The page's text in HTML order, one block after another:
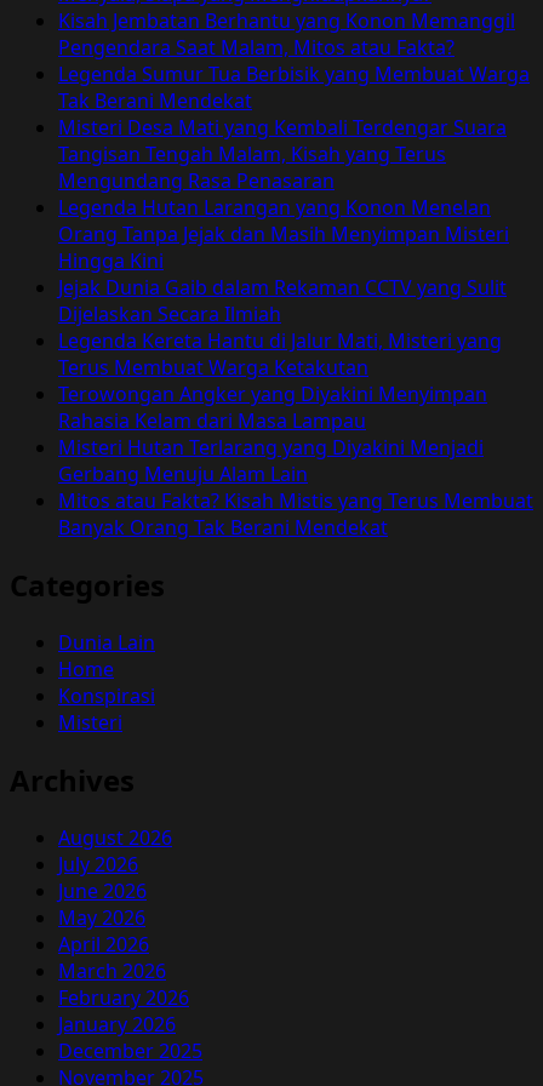
Bocah
yang
Hilang
Kisah Jembatan Berhantu yang Konon Memanggil
Pengendara Saat Malam, Mitos atau Fakta?
Legenda Sumur Tua Berbisik yang Membuat Warga
Tak Berani Mendekat
Misteri Desa Mati yang Kembali Terdengar Suara
Tangisan Tengah Malam, Kisah yang Terus
Mengundang Rasa Penasaran
Legenda Hutan Larangan yang Konon Menelan
Orang Tanpa Jejak dan Masih Menyimpan Misteri
Hingga Kini
Jejak Dunia Gaib dalam Rekaman CCTV yang Sulit
Dijelaskan Secara Ilmiah
Legenda Kereta Hantu di Jalur Mati, Misteri yang
Terus Membuat Warga Ketakutan
Terowongan Angker yang Diyakini Menyimpan
Rahasia Kelam dari Masa Lampau
Misteri Hutan Terlarang yang Diyakini Menjadi
Gerbang Menuju Alam Lain
Mitos atau Fakta? Kisah Mistis yang Terus Membuat
Banyak Orang Tak Berani Mendekat
Categories
Dunia Lain
Home
Konspirasi
Misteri
Archives
August 2026
July 2026
June 2026
May 2026
April 2026
March 2026
February 2026
January 2026
December 2025
November 2025